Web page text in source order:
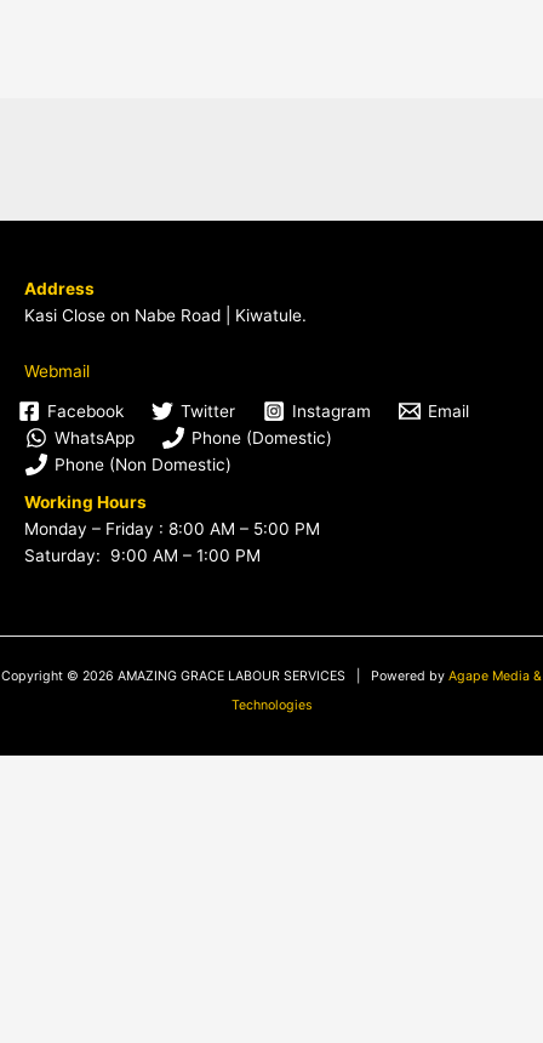
Address
Kasi Close on Nabe Road | Kiwatule.
Webmail
Facebook Twitter Instagram
Email
WhatsApp
Phone (Domestic)
Phone (Non Domestic)
Working Hours
Monday – Friday : 8:00 AM – 5:00 PM
Saturday: 9:00 AM – 1:00 PM
Copyright © 2026 AMAZING GRACE LABOUR SERVICES | Powered by Agape Media &
Technologies